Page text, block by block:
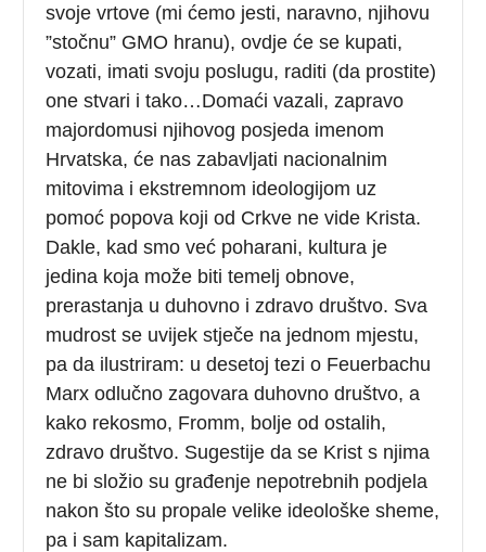
svoje vrtove (mi ćemo jesti, naravno, njihovu
”stočnu” GMO hranu), ovdje će se kupati,
vozati, imati svoju poslugu, raditi (da prostite)
one stvari i tako…Domaći vazali, zapravo
majordomusi njihovog posjeda imenom
Hrvatska, će nas zabavljati nacionalnim
mitovima i ekstremnom ideologijom uz
pomoć popova koji od Crkve ne vide Krista.
Dakle, kad smo već poharani, kultura je
jedina koja može biti temelj obnove,
prerastanja u duhovno i zdravo društvo. Sva
mudrost se uvijek stječe na jednom mjestu,
pa da ilustriram: u desetoj tezi o Feuerbachu
Marx odlučno zagovara duhovno društvo, a
kako rekosmo, Fromm, bolje od ostalih,
zdravo društvo. Sugestije da se Krist s njima
ne bi složio su građenje nepotrebnih podjela
nakon što su propale velike ideološke sheme,
pa i sam kapitalizam.